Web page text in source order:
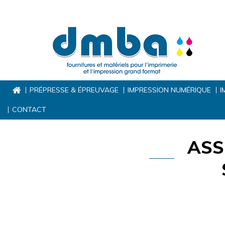
PRÉPRESSE & ÉPREUVAGE IMPRESSION NUMÉRIQUE
CONTACT